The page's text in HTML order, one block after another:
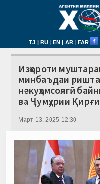
TJ | RU | EN | AR | FAR
Изҳороти
минбаъдаи
некуҳамсоягӣ
ва Ҷумҳурии
Март 13, 2025 12:30